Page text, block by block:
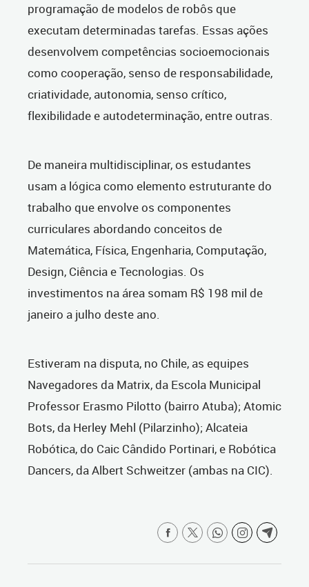
programação de modelos de robôs que
executam determinadas tarefas. Essas ações
desenvolvem competências socioemocionais
como cooperação, senso de responsabilidade,
criatividade, autonomia, senso crítico,
flexibilidade e autodeterminação, entre outras.
De maneira multidisciplinar, os estudantes
usam a lógica como elemento estruturante do
trabalho que envolve os componentes
curriculares abordando conceitos de
Matemática, Física, Engenharia, Computação,
Design, Ciência e Tecnologias. Os
investimentos na área somam R$ 198 mil de
janeiro a julho deste ano.
Estiveram na disputa, no Chile, as equipes
Navegadores da Matrix, da Escola Municipal
Professor Erasmo Pilotto (bairro Atuba); Atomic
Bots, da Herley Mehl (Pilarzinho); Alcateia
Robótica, do Caic Cândido Portinari, e Robótica
Dancers, da Albert Schweitzer (ambas na CIC).